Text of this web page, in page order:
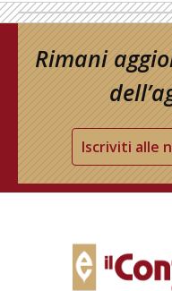
Rimani
Iscriviti alle